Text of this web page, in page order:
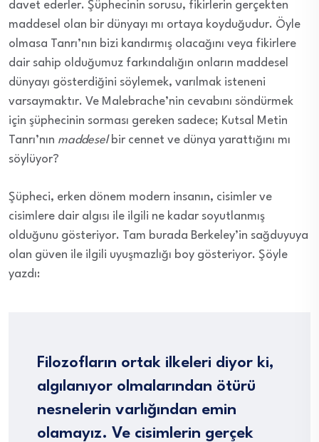
davet ederler. Şüphecinin sorusu, fikirlerin gerçekten
maddesel olan bir dünyayı mı ortaya koyduğudur. Öyle
olmasa Tanrı’nın bizi kandırmış olacağını veya fikirlere
dair sahip olduğumuz farkındalığın onların maddesel
dünyayı gösterdiğini söylemek, varılmak isteneni
varsaymaktır. Ve Malebrache’nin cevabını söndürmek
için şüphecinin sorması gereken sadece; Kutsal Metin
Tanrı’nın maddesel bir cennet ve dünya yarattığını mı
söylüyor?
Şüpheci, erken dönem modern insanın, cisimler ve
cisimlere dair algısı ile ilgili ne kadar soyutlanmış
olduğunu gösteriyor. Tam burada Berkeley’in sağduyuya
olan güven ile ilgili uyuşmazlığı boy gösteriyor. Şöyle
yazdı:
Filozofların ortak ilkeleri diyor ki,
algılanıyor olmalarından ötürü
nesnelerin varlığından emin
olamayız. Ve cisimlerin gerçek